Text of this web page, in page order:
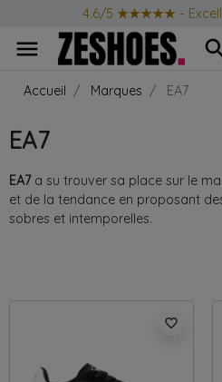
Produits Iconiques
menu
Accueil Marques EA7
EA7
EA7a su trouver sa place sur le
et de la tendance en proposant
sobres et intemporelles.
favorite_border